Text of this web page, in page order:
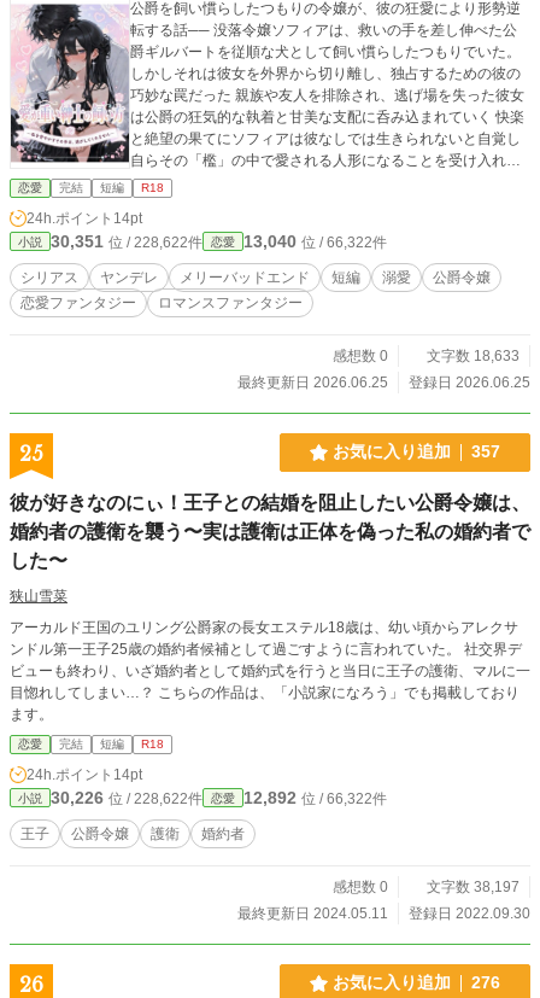
公爵を飼い慣らしたつもりの令嬢が、彼の狂愛により形勢逆
転する話── 没落令嬢ソフィアは、救いの手を差し伸べた公
爵ギルバートを従順な犬として飼い慣らしたつもりでいた。
しかしそれは彼女を外界から切り離し、独占するための彼の
巧妙な罠だった 親族や友人を排除され、逃げ場を失った彼女
は公爵の狂気的な執着と甘美な支配に呑み込まれていく 快楽
と絶望の果てにソフィアは彼なしでは生きられないと自覚し
自らその「檻」の中で愛される人形になることを受け入れる
狂愛ラブストーリー
恋愛 完結 短編 R18
24h.ポイント 14pt
小説 30,351 位 / 228,622件 恋愛 13,040 位 / 66,322件
シリアス ヤンデレ メリーバッドエンド 短編 溺愛
公爵令嬢
恋愛ファンタジー
ロマンスファンタジー
感想数 0
文字数 18,633
最終更新日 2026.06.25
登録日 2026.06.25
25 お気に入り追加 357
彼が好きなのにぃ！王子との結婚を阻止したい公爵令嬢は、
婚約者の護衛を襲う〜実は護衛は正体を偽った私の婚約者で
した〜
狭山雪菜
アーカルド王国のユリング公爵家の長女エステル18歳は、幼い頃からアレクサ
ンドル第一王子25歳の婚約者候補として過ごすように言われていた。 社交界デ
ビューも終わり、いざ婚約者として婚約式を行うと当日に王子の護衛、マルに一
目惚れしてしまい…？ こちらの作品は、「小説家になろう」でも掲載しており
ます。
恋愛 完結 短編 R18
24h.ポイント 14pt
小説 30,226 位 / 228,622件 恋愛 12,892 位 / 66,322件
王子 公爵令嬢 護衛 婚約者
感想数 0
文字数 38,197
最終更新日 2024.05.11
登録日 2022.09.30
26 お気に入り追加 276